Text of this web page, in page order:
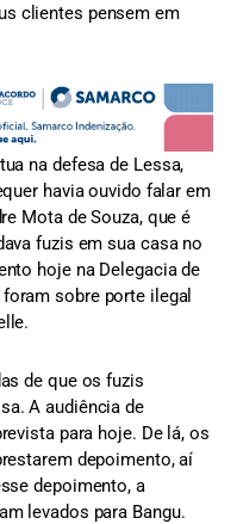
clientes pensem em
na defesa de Lessa,
havia ouvido falar em
Mota de Souza, que é
fuzis em sua casa no
hoje na Delegacia de
sobre porte ilegal
de que os fuzis
A audiência de
para hoje. De lá, os
depoimento, aí
depoimento, a
levados para Bangu.